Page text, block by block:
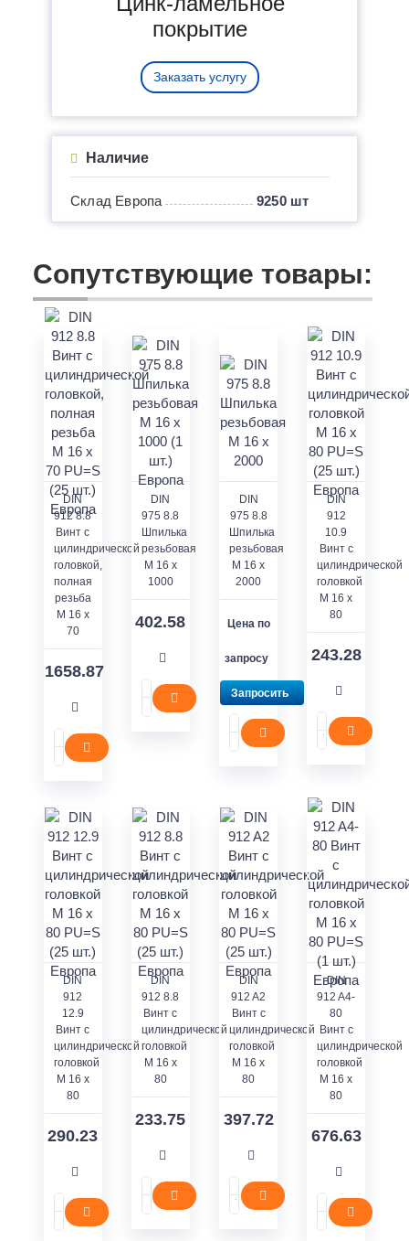
покрытие
Заказать услугу
Наличие
Склад Европа 9250 шт
Сопутствующие товары:
DIN
912 8.8
Винт с
цилиндрической
головкой,
полная
резьба
M 16 x
70
1658.87
DIN
975 8.8
Шпилька
резьбовая
M 16 x
1000
402.58
DIN
975 8.8
Шпилька
резьбовая
M 16 x
2000
Цена по
запросу
Запросить
DIN
912
10.9
Винт с
цилиндрической
головкой
M 16 x
80
243.28
DIN
912
12.9
Винт с
цилиндрической
головкой
M 16 x
80
290.23
DIN
912 8.8
Винт с
цилиндрической
головкой
M 16 x
80
233.75
DIN
912 A2
Винт с
цилиндрической
головкой
M 16 x
80
397.72
DIN
912 A4-
80
Винт с
цилиндрической
головкой
M 16 x
80
676.63